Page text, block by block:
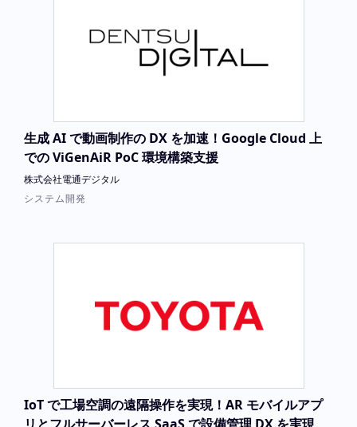
生成 AI で動画制作の DX を加速！Google Cloud 上
での ViGenAiR PoC 環境構築支援
株式会社電通デジタル
システム開発
IoT で工場空調の遠隔操作を実現！AR モバイルアプ